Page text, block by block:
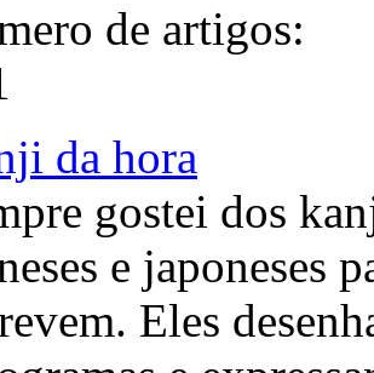
de artigos:
da hora
gostei dos
e japoneses
Eles